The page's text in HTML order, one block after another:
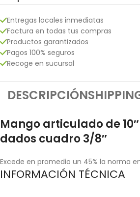
Entregas locales inmediatas
Factura en todas tus compras
Productos garantizados
Pagos 100% seguros
Recoge en sucursal
DESCRIPCIÓN
Mango articulado de
dados cuadro 3/8″
Excede en promedio un 45% la norma en
INFORMACIÓN TÉCNICA